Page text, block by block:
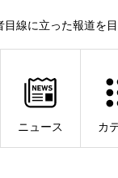
線に立った報道を目
ニュース カ